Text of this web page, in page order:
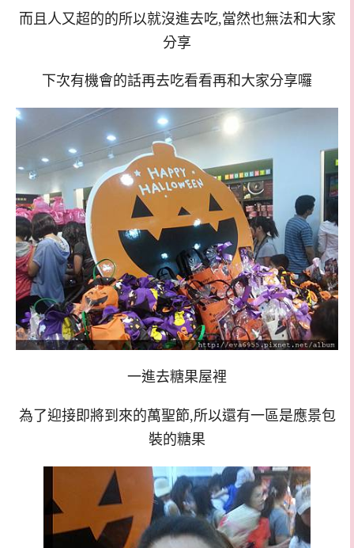
而且人又超的的所以就沒進去吃,當然也無法和大家
分享
下次有機會的話再去吃看看再和大家分享囉
一進去糖果屋裡
為了迎接即將到來的萬聖節,所以還有一區是應景包
裝的糖果